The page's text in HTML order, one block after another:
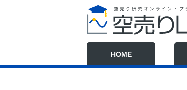
HOME